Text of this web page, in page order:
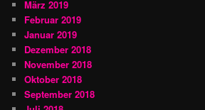
März 2019
Februar 2019
Januar 2019
Dezember 2018
November 2018
Oktober 2018
September 2018